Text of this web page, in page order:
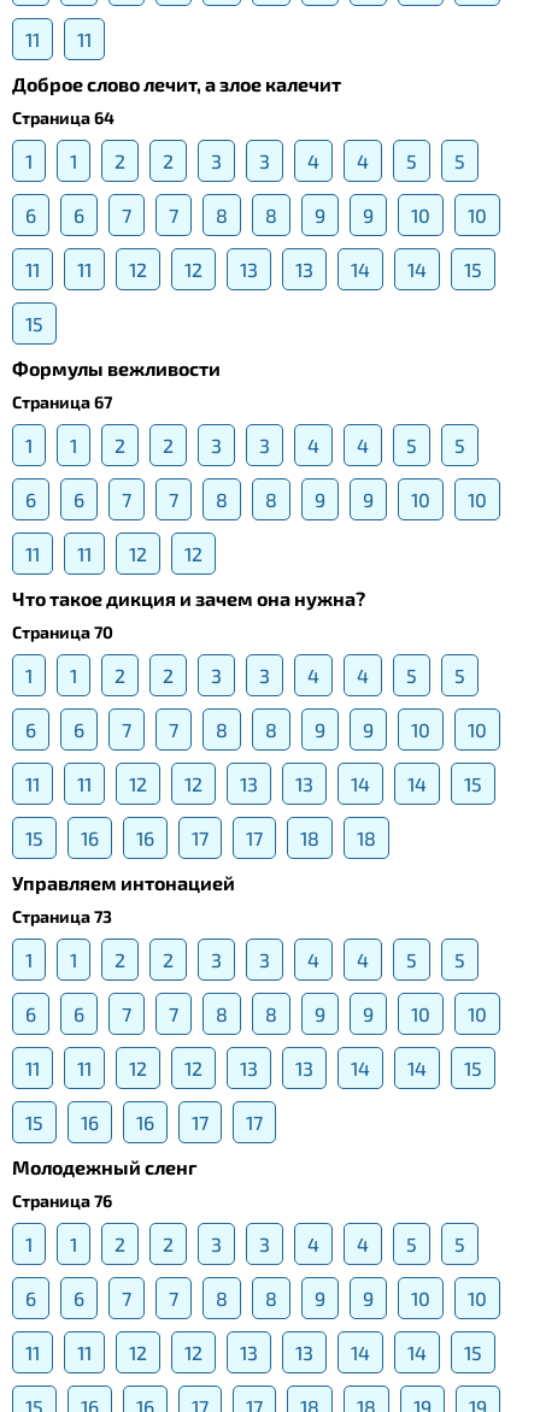
11
11
Доброе слово лечит, а злое калечит
Страница 64
1 1 2 2 3 3 4 4 5 5
6 6 7 7 8 8 9 9 10 10
11 11 12 12 13 13 14 14 15
15
Формулы вежливости
Страница 67
1 1 2 2 3 3 4 4 5 5
6 6 7 7 8 8 9 9 10 10
11 11 12
12
Что такое дикция и зачем она нужна?
Страница 70
1 1 2 2 3 3 4 4 5 5
6 6 7 7 8 8 9 9 10 10
11 11 12 12 13 13 14 14 15
15 16 16 17 17 18
18
Управляем интонацией
Страница 73
1 1 2 2 3 3 4 4 5 5
6 6 7 7 8 8 9 9 10 10
11 11 12 12 13 13 14 14 15
15 16 16 17
17
Молодежный сленг
Страница 76
1 1 2 2 3 3 4 4 5 5
6 6 7 7 8 8 9 9 10 10
11 11 12 12 13 13 14 14 15
15 16 16 17 17 18 18 19 19